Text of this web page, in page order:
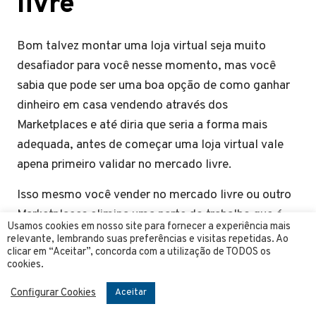
Bom talvez montar uma loja virtual seja muito
desafiador para você nesse momento, mas você
sabia que pode ser uma boa opção de como ganhar
dinheiro em casa vendendo através dos
Marketplaces e até diria que seria a forma mais
adequada, antes de começar uma loja virtual vale
apena primeiro validar no mercado livre.
Isso mesmo você vender no mercado livre ou outro
Marketplaces elimina uma parte do trabalho que é
aproveitar a audiência daquele Marketplaces e fazer
com que seus produtos sejam encontrados.
O segredo aqui é você iniciar em um bom nicho e
diversificar os seus produtos e anúncios, criando
Usamos cookies em nosso site para fornecer a experiência mais
relevante, lembrando suas preferências e visitas repetidas. Ao
clicar em “Aceitar”, concorda com a utilização de TODOS os
cookies.
Configurar Cookies Aceitar